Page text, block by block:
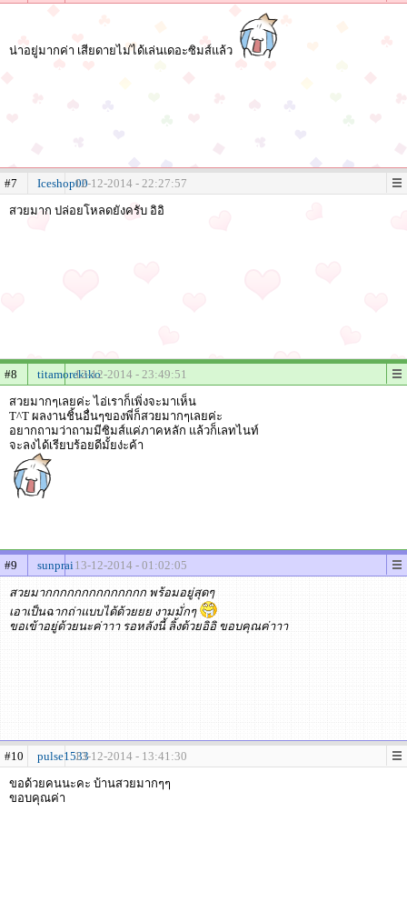
น่าอยู่มากค่า เสียดายไม่ได้เล่นเดอะซิมส์แล้ว
#7 Iceshop0012-12-2014 - 22:27:57
สวยมาก ปล่อยโหลดยังครับ อิอิ
#8 titamorekiko12-12-2014 - 23:49:51
สวยมากๆเลยค่ะ ไอ่เราก็เพิ่งจะมาเห็น
T^T ผลงานชิ้นอื่นๆของพี่ก็สวยมากๆเลยค่ะ
อยากถามว่าถามมีซิมส์แค่ภาคหลัก แล้วก็เลทไนท์
จะลงได้เรียบร้อยดีมั้ยง่ะค้า
#9 sunprai13-12-2014 - 01:02:05
สวยมากกกกกกกกกกกกกก พร้อมอยู่สุดๆ
เอาเป็นฉากถ่าแบบได้ด้วยยย งามมั่กๆ
ขอเข้าอยู่ด้วยนะค่าาา รอหลังนี้ ลิ้งด้วยอิอิ ขอบคุณค่าาา
#10 pulse153313-12-2014 - 13:41:30
ขอด้วยคนนะคะ บ้านสวยมากๆๆ
ขอบคุณค่า